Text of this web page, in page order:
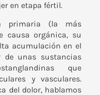
en etapa fértil.
primaria (la más
causa orgánica, su
acumulación en el
unas sustancias
que
y vasculares.
del dolor, hablamos